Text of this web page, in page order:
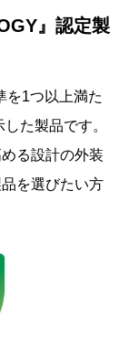
』認定製
を1つ以上満た
た製品です。
る設計の外装
を選びたい方